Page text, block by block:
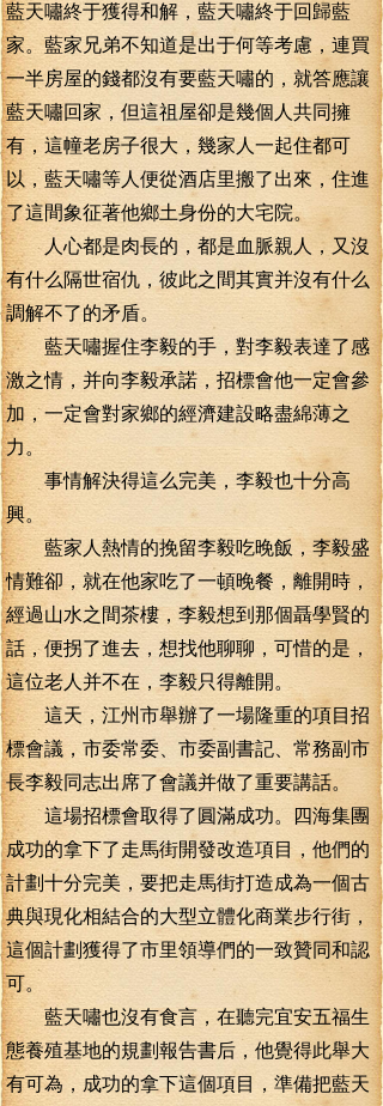
藍天嘯終于獲得和解，藍天嘯終于回歸藍
家。藍家兄弟不知道是出于何等考慮，連買
一半房屋的錢都沒有要藍天嘯的，就答應讓
藍天嘯回家，但這祖屋卻是幾個人共同擁
有，這幢老房子很大，幾家人一起住都可
以，藍天嘯等人便從酒店里搬了出來，住進
了這間象征著他鄉土身份的大宅院。
人心都是肉長的，都是血脈親人，又沒
有什么隔世宿仇，彼此之間其實并沒有什么
調解不了的矛盾。
藍天嘯握住李毅的手，對李毅表達了感
激之情，并向李毅承諾，招標會他一定會參
加，一定會對家鄉的經濟建設略盡綿薄之
力。
事情解決得這么完美，李毅也十分高
興。
藍家人熱情的挽留李毅吃晚飯，李毅盛
情難卻，就在他家吃了一頓晚餐，離開時，
經過山水之間茶樓，李毅想到那個聶學賢的
話，便拐了進去，想找他聊聊，可惜的是，
這位老人并不在，李毅只得離開。
這天，江州市舉辦了一場隆重的項目招
標會議，市委常委、市委副書記、常務副市
長李毅同志出席了會議并做了重要講話。
這場招標會取得了圓滿成功。四海集團
成功的拿下了走馬街開發改造項目，他們的
計劃十分完美，要把走馬街打造成為一個古
典與現化相結合的大型立體化商業步行街，
這個計劃獲得了市里領導們的一致贊同和認
可。
藍天嘯也沒有食言，在聽完宜安五福生
態養殖基地的規劃報告書后，他覺得此舉大
有可為，成功的拿下這個項目，準備把藍天